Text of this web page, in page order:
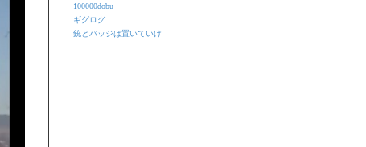
100000dobu
ギグログ
銃とバッジは置いていけ